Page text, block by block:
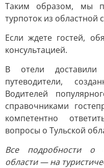
Таким образом, мы
турпоток из областной
Если ждете гостей,
консультацией.
В отели
путеводители,
Водителей
справочниками
компетентно
вопросы о Тульской
Все подробности о
области — на